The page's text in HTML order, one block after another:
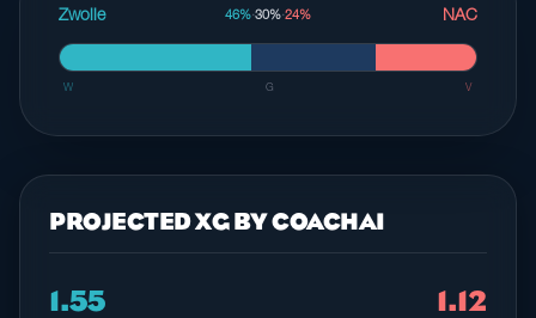
Zwolle 46%·30%·24% NAC
W G V
PROJECTED XG BY COACHAI
1.55 1.12